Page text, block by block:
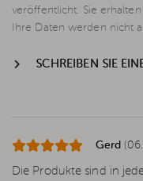
veröffentlicht. Sie
Ihre Daten werden nicht
SCHREIBEN SIE
Gerd
Die Produkte sind in